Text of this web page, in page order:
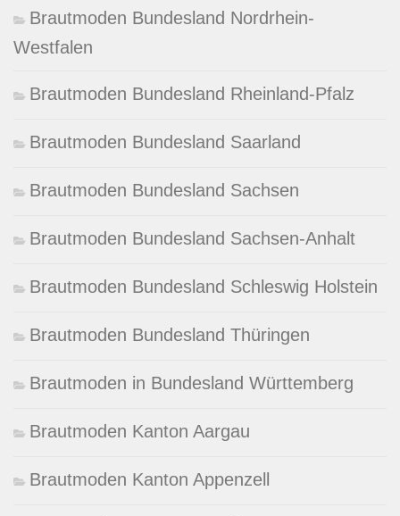
Brautmoden Bundesland Nordrhein-
Westfalen
Brautmoden Bundesland Rheinland-Pfalz
Brautmoden Bundesland Saarland
Brautmoden Bundesland Sachsen
Brautmoden Bundesland Sachsen-Anhalt
Brautmoden Bundesland Schleswig Holstein
Brautmoden Bundesland Thüringen
Brautmoden in Bundesland Württemberg
Brautmoden Kanton Aargau
Brautmoden Kanton Appenzell